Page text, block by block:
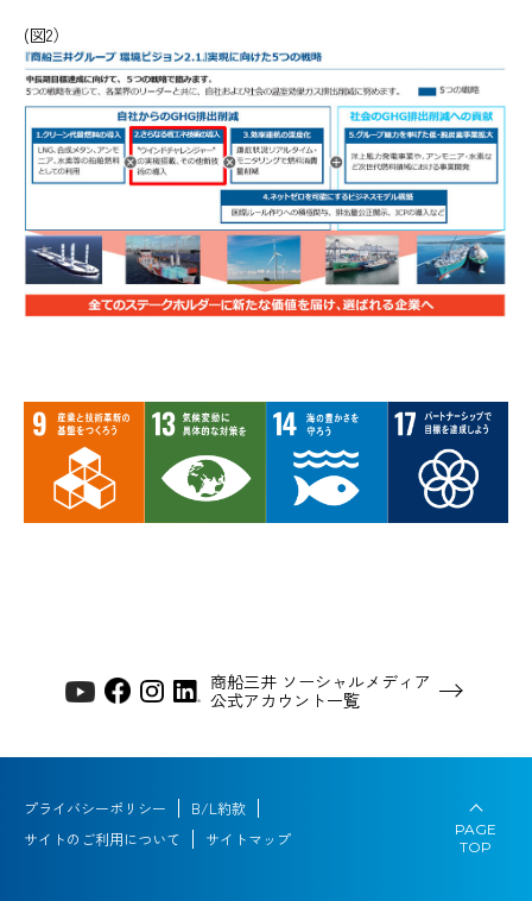
(図2）
商船三井 ソーシャルメディア
公式アカウント一覧
プライバシーポリシー
B/L約款
サイトのご利用について
サイトマップ
PAGE
TOP